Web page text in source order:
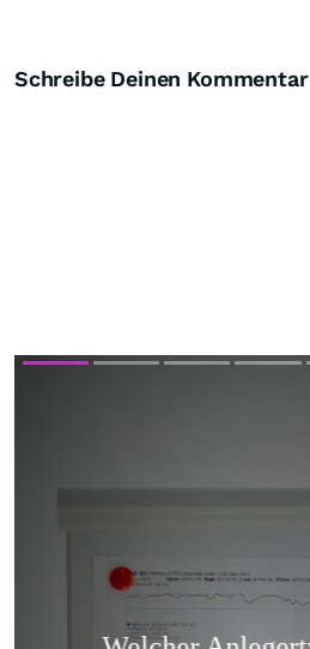
Schreibe Deinen Kommentar